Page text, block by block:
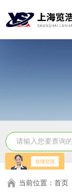
当前位置：首页